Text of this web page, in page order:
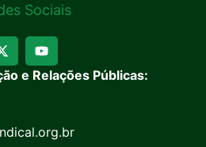
Sociais
e Relações Públicas: